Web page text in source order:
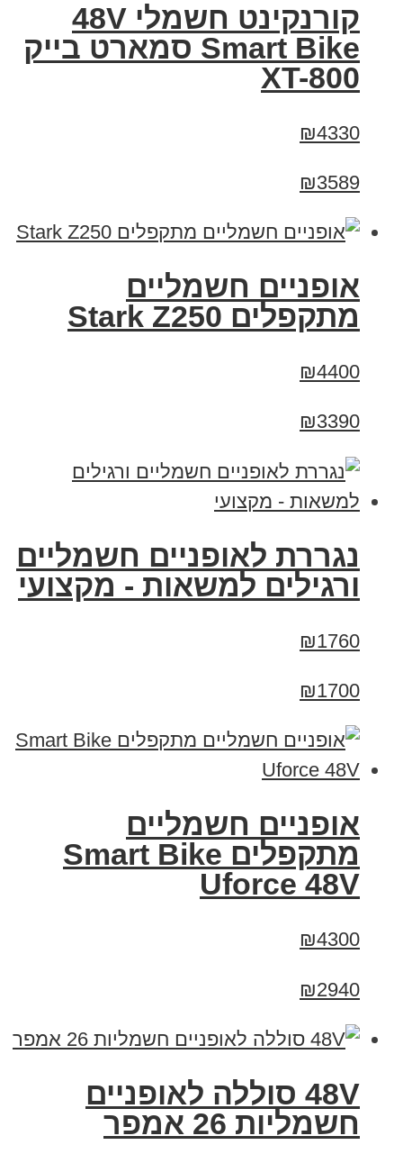
קורנקינט חשמלי 48V
Smart Bike סמארט בייק
XT-800
₪4330
₪3589
‏אופניים חשמליים
‏מתקפלים Stark Z250
₪4400
₪3390
נגררת לאופניים חשמליים
ורגילים למשאות - מקצועי
₪1760
₪1700
אופניים חשמליים
מתקפלים Smart Bike
Uforce 48V
₪4300
₪2940
48V סוללה לאופניים
חשמליות 26 אמפר